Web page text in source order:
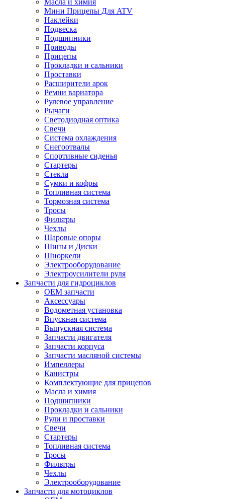
Мини Прицепы Для ATV
Наклейки
Подвеска
Подшипники
Приводы
Прицепы
Прокладки и сальники
Проставки
Расширители арок
Ремни вариатора
Рулевое управление
Рычаги
Светодиодная оптика
Свечи
Система охлаждения
Снегоотвалы
Спортивные сиденья
Стартеры
Стекла
Сумки и кофры
Топливная система
Тормозная система
Тросы
Фильтры
Чехлы
Шаровые опоры
Шины и Диски
Шноркели
Электрооборудование
Электроусилители руля
Запчасти для гидроциклов
OEM запчасти
Аксессуары
Водометная установка
Впускная система
Выпускная система
Запчасти двигателя
Запчасти корпуса
Запчасти масляной системы
Импеллеры
Канистры
Комплектующие для прицепов
Масла и химия
Подшипники
Прокладки и сальники
Рули и проставки
Свечи
Стартеры
Топливная система
Тросы
Фильтры
Чехлы
Электрооборудование
Запчасти для мотоциклов